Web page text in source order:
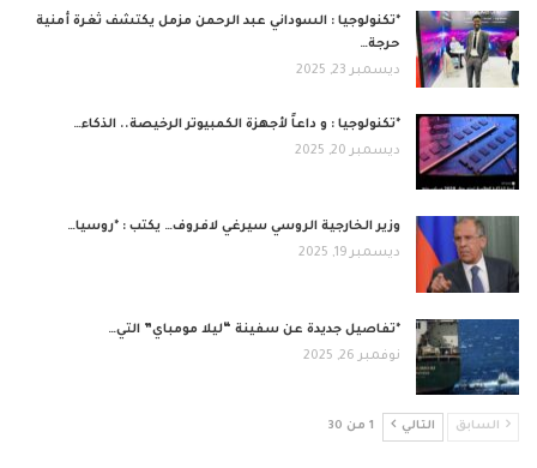
*تكنولوجيا : السوداني عبد الرحمن مزمل يكتشف ثغرة أمنية
حرجة…
ديسمبر 23, 2025
*تكنولوجيا : و داعاً لأجهزة الكمبيوتر الرخيصة.. الذكاء…
ديسمبر 20, 2025
وزير الخارجية الروسي سيرغي لافروف… يكتب : *روسيا…
ديسمبر 19, 2025
*تفاصيل جديدة عن سفينة “ليلا مومباي” التي…
نوفمبر 26, 2025
السابق التالي 1 من 30